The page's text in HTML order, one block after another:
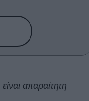
απαραίτητη